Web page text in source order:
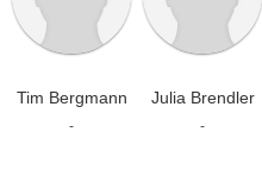
Tim Bergmann
-
Julia Brendler
-